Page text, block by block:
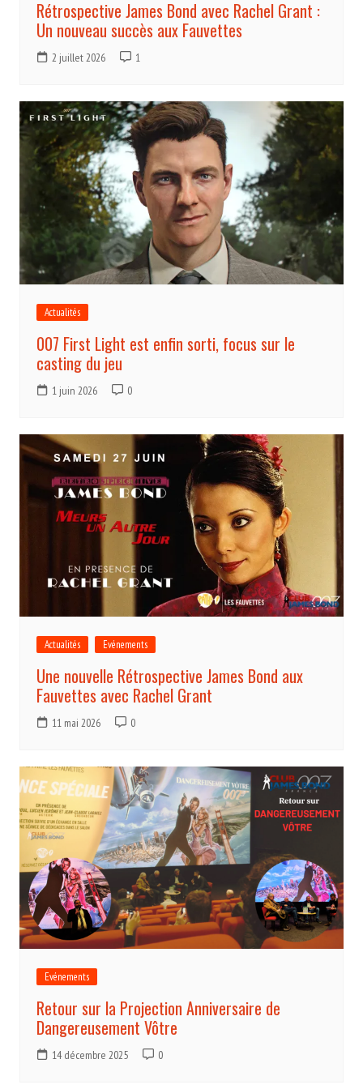
Rétrospective James Bond avec Rachel Grant :
Un nouveau succès aux Fauvettes
2 juillet 2026 1
Actualités
007 First Light est enfin sorti, focus sur le
casting du jeu
1 juin 2026 0
Actualités Evénements
Une nouvelle Rétrospective James Bond aux
Fauvettes avec Rachel Grant
11 mai 2026 0
Evénements
Retour sur la Projection Anniversaire de
Dangereusement Vôtre
14 décembre 2025 0